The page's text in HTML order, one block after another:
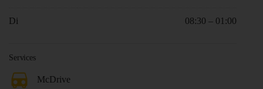
Di 08:30 – 01:00
Services
McDrive